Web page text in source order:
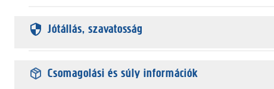
Jótállás, szavatosság
Csomagolási és súly információk